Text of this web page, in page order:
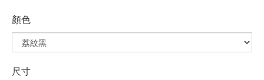
顏色
尺寸